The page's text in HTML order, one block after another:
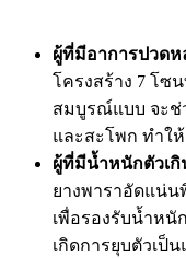
ผู้ที่มีอาการปวดห
โครงสร้าง 7 โซ
สมบูรณ์แบบ จะช่
และสะโพก ทำใ
ผู้ที่มีน้ำหนักตัวเ
ยางพาราอัดแน่น
เพื่อรองรับน้ำหนั
เกิดการยุบตัวเป็